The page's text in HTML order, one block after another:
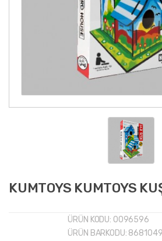
KUMTOYS KUMTOYS
ÜRÜN KODU: 0096596
ÜRÜN BARKODU: